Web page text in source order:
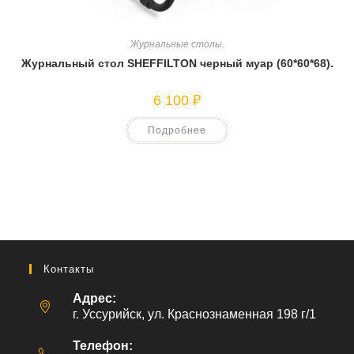
Журнальные столы.
Журнальный стол SHEFFILTON черный муар (60*60*68).
6 100 ₽
Подробнее
Контакты
Адрес:
г. Уссурийск, ул. Краснознаменная 198 г/1
Телефон: